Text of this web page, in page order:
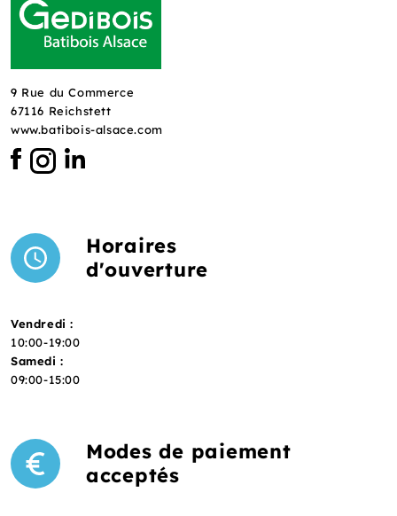
9 Rue du Commerce
67116 Reichstett
www.batibois-alsace.com
Horaires
d'ouverture
Vendredi :
10:00-19:00
Samedi :
09:00-15:00
Modes de paiement
acceptés